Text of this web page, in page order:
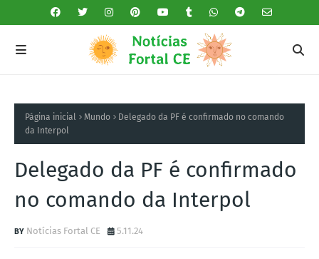
Página inicial Mundo
Delegado da PF é confirmado no comando
da Interpol
Delegado da PF é confirmado
no comando da Interpol
Notícias Fortal CE 5.11.24